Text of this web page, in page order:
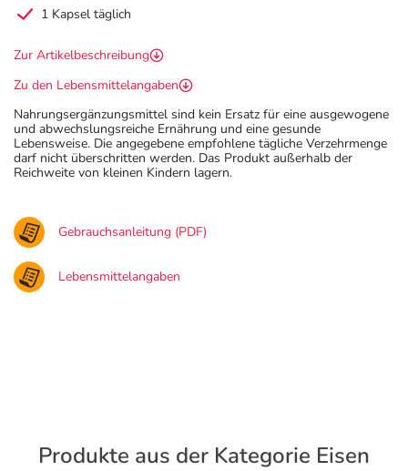
1 Kapsel täglich
Zur Artikelbeschreibung
Zu den Lebensmittelangaben
Nahrungsergänzungsmittel sind kein Ersatz für eine ausgewogene
und abwechslungsreiche Ernährung und eine gesunde
Lebensweise. Die angegebene empfohlene tägliche Verzehrmenge
darf nicht überschritten werden. Das Produkt außerhalb der
Reichweite von kleinen Kindern lagern.
Gebrauchsanleitung (PDF)
Lebensmittelangaben
Produkte aus der Kategorie Eisen